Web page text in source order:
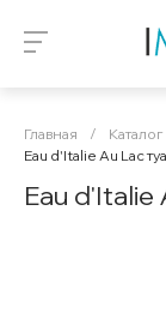
Главная / Каталог
Eau d'Italie Au Lac
Eau d'Italie